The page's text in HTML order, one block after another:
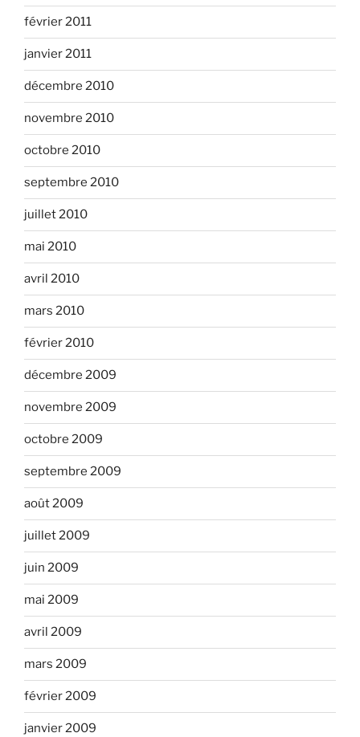
février 2011
janvier 2011
décembre 2010
novembre 2010
octobre 2010
septembre 2010
juillet 2010
mai 2010
avril 2010
mars 2010
février 2010
décembre 2009
novembre 2009
octobre 2009
septembre 2009
août 2009
juillet 2009
juin 2009
mai 2009
avril 2009
mars 2009
février 2009
janvier 2009